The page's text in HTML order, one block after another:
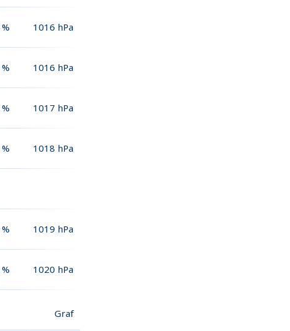
% 1016 hPa
% 1016 hPa
% 1017 hPa
% 1018 hPa
% 1019 hPa
% 1020 hPa
Graf